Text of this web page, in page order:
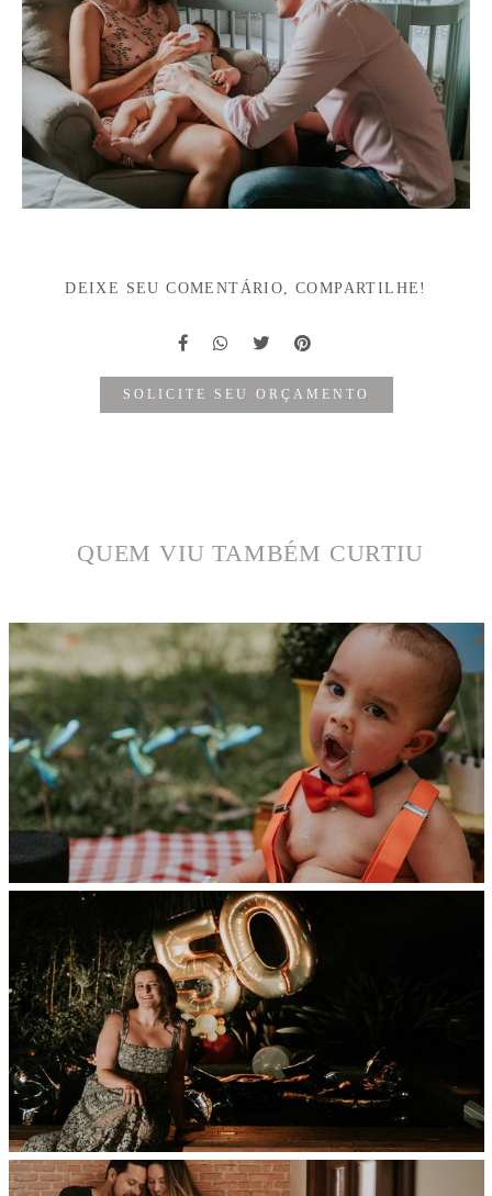
DEIXE SEU COMENTÁRIO, COMPARTILHE!
SOLICITE SEU ORÇAMENTO
QUEM VIU TAMBÉM CURTIU